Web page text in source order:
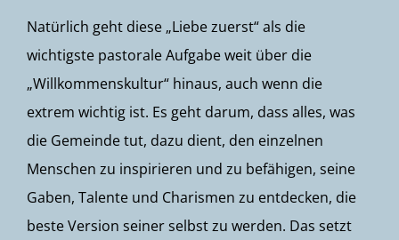
Natürlich geht diese „Liebe zuerst“ als die
wichtigste pastorale Aufgabe weit über die
„Willkommenskultur“ hinaus, auch wenn die
extrem wichtig ist. Es geht darum, dass alles, was
die Gemeinde tut, dazu dient, den einzelnen
Menschen zu inspirieren und zu befähigen, seine
Gaben, Talente und Charismen zu entdecken, die
beste Version seiner selbst zu werden. Das setzt